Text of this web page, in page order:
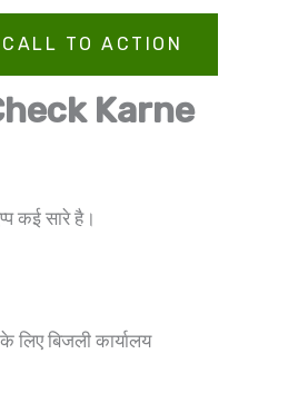
CALL TO ACTION
Karne
कई सारे है।
बिजली कार्यालय